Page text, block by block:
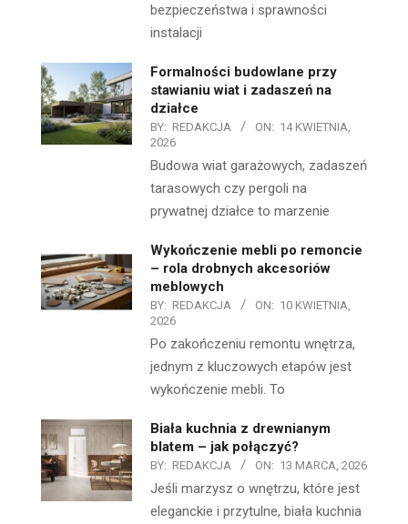
bezpieczeństwa i sprawności
instalacji
Formalności budowlane przy
stawianiu wiat i zadaszeń na
działce
BY: REDAKCJA ON: 14 KWIETNIA,
2026
Budowa wiat garażowych, zadaszeń
tarasowych czy pergoli na
prywatnej działce to marzenie
Wykończenie mebli po remoncie
– rola drobnych akcesoriów
meblowych
BY: REDAKCJA ON: 10 KWIETNIA,
2026
Po zakończeniu remontu wnętrza,
jednym z kluczowych etapów jest
wykończenie mebli. To
Biała kuchnia z drewnianym
blatem – jak połączyć?
BY: REDAKCJA ON: 13 MARCA, 2026
Jeśli marzysz o wnętrzu, które jest
eleganckie i przytulne, biała kuchnia